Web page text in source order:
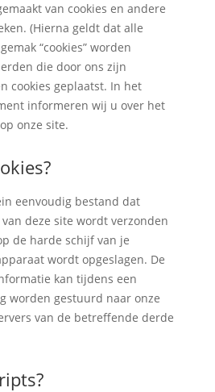
van cookies en andere
(Hierna geldt dat alle
“cookies” worden
die door ons zijn
cookies geplaatst. In het
informeren wij u over het
onze site.
eenvoudig bestand dat
deze site wordt verzonden
de harde schijf van je
wordt opgeslagen. De
kan tijdens een
worden gestuurd naar onze
van de betreffende derde